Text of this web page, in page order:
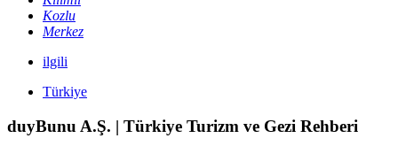
Kozlu
Merkez
ilgili
Türkiye
duyBunu A.Ş. | Türkiye Turizm ve Gezi Rehberi